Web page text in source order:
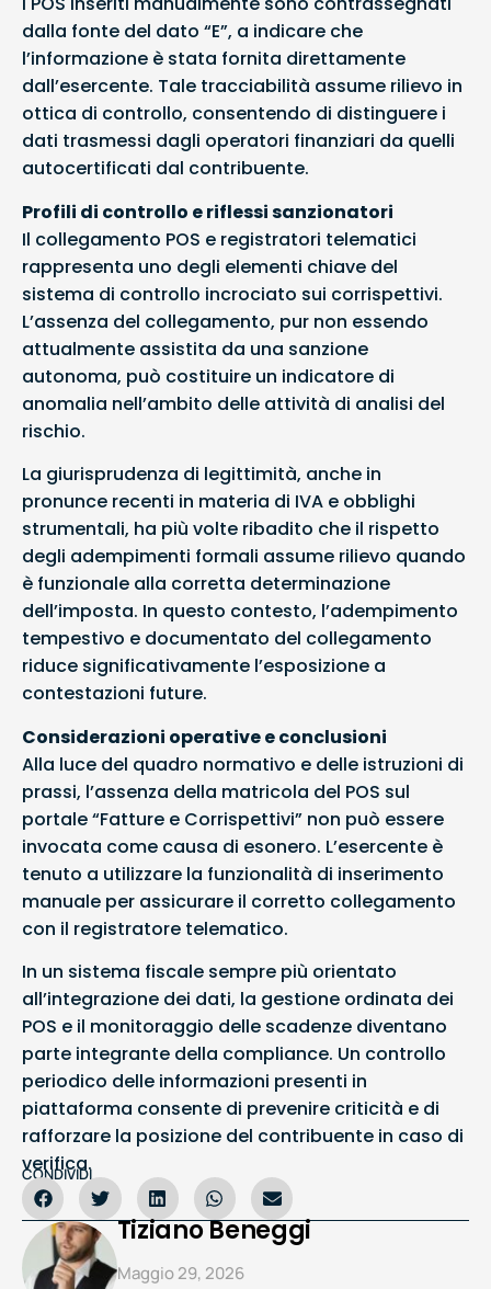
dalla fonte del dato “E”, a indicare che
l’informazione è stata fornita direttamente
dall’esercente. Tale tracciabilità assume rilievo in
ottica di controllo, consentendo di distinguere i
dati trasmessi dagli operatori finanziari da quelli
autocertificati dal contribuente.
Profili di controllo e riflessi sanzionatori
Il collegamento POS e registratori telematici
rappresenta uno degli elementi chiave del
sistema di controllo incrociato sui corrispettivi.
L’assenza del collegamento, pur non essendo
attualmente assistita da una sanzione
autonoma, può costituire un indicatore di
anomalia nell’ambito delle attività di analisi del
rischio.
La giurisprudenza di legittimità, anche in
pronunce recenti in materia di IVA e obblighi
strumentali, ha più volte ribadito che il rispetto
degli adempimenti formali assume rilievo quando
è funzionale alla corretta determinazione
dell’imposta. In questo contesto, l’adempimento
tempestivo e documentato del collegamento
riduce significativamente l’esposizione a
contestazioni future.
Considerazioni operative e conclusioni
Alla luce del quadro normativo e delle istruzioni di
prassi, l’assenza della matricola del POS sul
portale “Fatture e Corrispettivi” non può essere
invocata come causa di esonero. L’esercente è
tenuto a utilizzare la funzionalità di inserimento
manuale per assicurare il corretto collegamento
con il registratore telematico.
In un sistema fiscale sempre più orientato
all’integrazione dei dati, la gestione ordinata dei
POS e il monitoraggio delle scadenze diventano
parte integrante della compliance. Un controllo
periodico delle informazioni presenti in
piattaforma consente di prevenire criticità e di
rafforzare la posizione del contribuente in caso di
verifica.
CONDIVIDI
Tiziano Beneggi
Maggio 29, 2026